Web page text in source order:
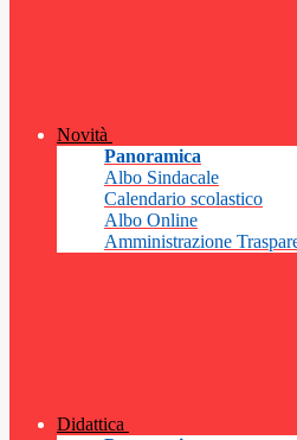
Novità
Panoramica
Albo Sindacale
Calendario scolastico
Albo Online
Amministrazione
Didattica